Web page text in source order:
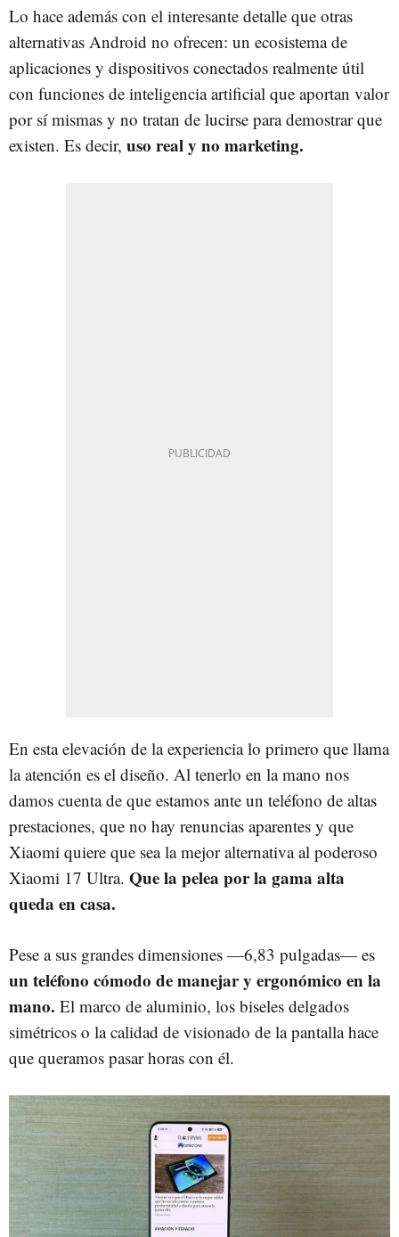
Lo hace además con el interesante detalle que otras
alternativas Android no ofrecen: un ecosistema de
aplicaciones y dispositivos conectados realmente útil
con funciones de inteligencia artificial que aportan valor
por sí mismas y no tratan de lucirse para demostrar que
existen. Es decir, uso real y no marketing.
En esta elevación de la experiencia lo primero que llama
la atención es el diseño. Al tenerlo en la mano nos
damos cuenta de que estamos ante un teléfono de altas
prestaciones, que no hay renuncias aparentes y que
Xiaomi quiere que sea la mejor alternativa al poderoso
Xiaomi 17 Ultra. Que la pelea por la gama alta
queda en casa.
Pese a sus grandes dimensiones —6,83 pulgadas— es
un teléfono cómodo de manejar y ergonómico en la
mano. El marco de aluminio, los biseles delgados
simétricos o la calidad de visionado de la pantalla hace
que queramos pasar horas con él.